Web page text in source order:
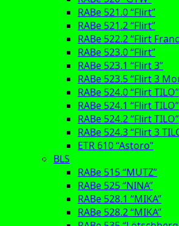
RABe 521.0 “Flirt”
RABe 521.2 “Flirt”
RABe 522.2 “Flirt
RABe 523.0 “Flirt”
RABe 523.1 “Flirt 3”
RABe 523.5 “Flirt 3
RABe 524.0 “Flirt TILO”
RABe 524.1 “Flirt TILO”
RABe 524.2 “Flirt TILO”
RABe 524.3 “Flirt 3
ETR 610 “Astoro”
BLS
RABe 515 “MUTZ”
RABe 525 “NINA”
RABe 528.1 “MIKA”
RABe 528.2 “MIKA”